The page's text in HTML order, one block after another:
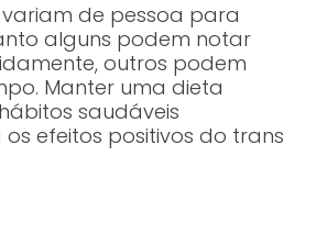
de pessoa para
alguns podem notar
outros podem
Manter uma dieta
saudáveis
efeitos positivos do trans